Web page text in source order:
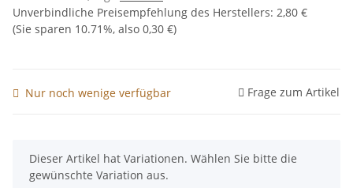
Unverbindliche Preisempfehlung des Herstellers: 2,80 €
(Sie sparen 10.71%, also 0,30 €)
Nur noch wenige verfügbar Frage zum Artikel
x
Dieser Artikel hat Variationen. Wählen Sie bitte die
gewünschte Variation aus.